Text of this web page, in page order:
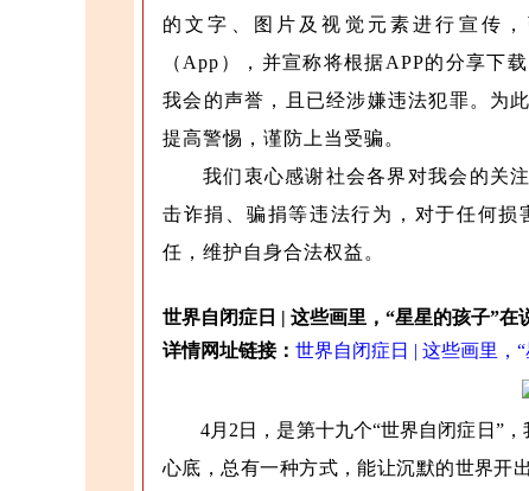
的文字、图片及视觉元素进行宣传
（App），并宣称将根据APP的分享下
我会的声誉，且已经涉嫌违法犯罪。为
提高警惕，谨防上当受骗。
我们衷心感谢社会各界对我会的关
击诈捐、骗捐等违法行为，对于任何
任，维护自身合法权益。
世界自闭症日 | 这些画里，“星星的孩子”在
详情网址链接： 世界自闭症日 | 这些画里，
4月2日，是第十九个“世界自闭症日”
心底，总有一种方式，能让沉默的世界开